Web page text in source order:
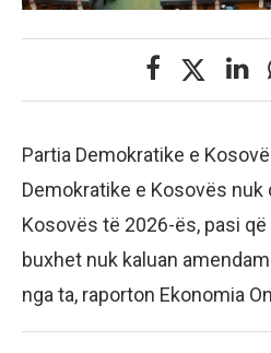
Partia Demokratike e
Demokratike e Kosovës
Kosovës të 2026-ës, pasi
buxhet nuk kaluan
nga ta, raporton Ekonomia